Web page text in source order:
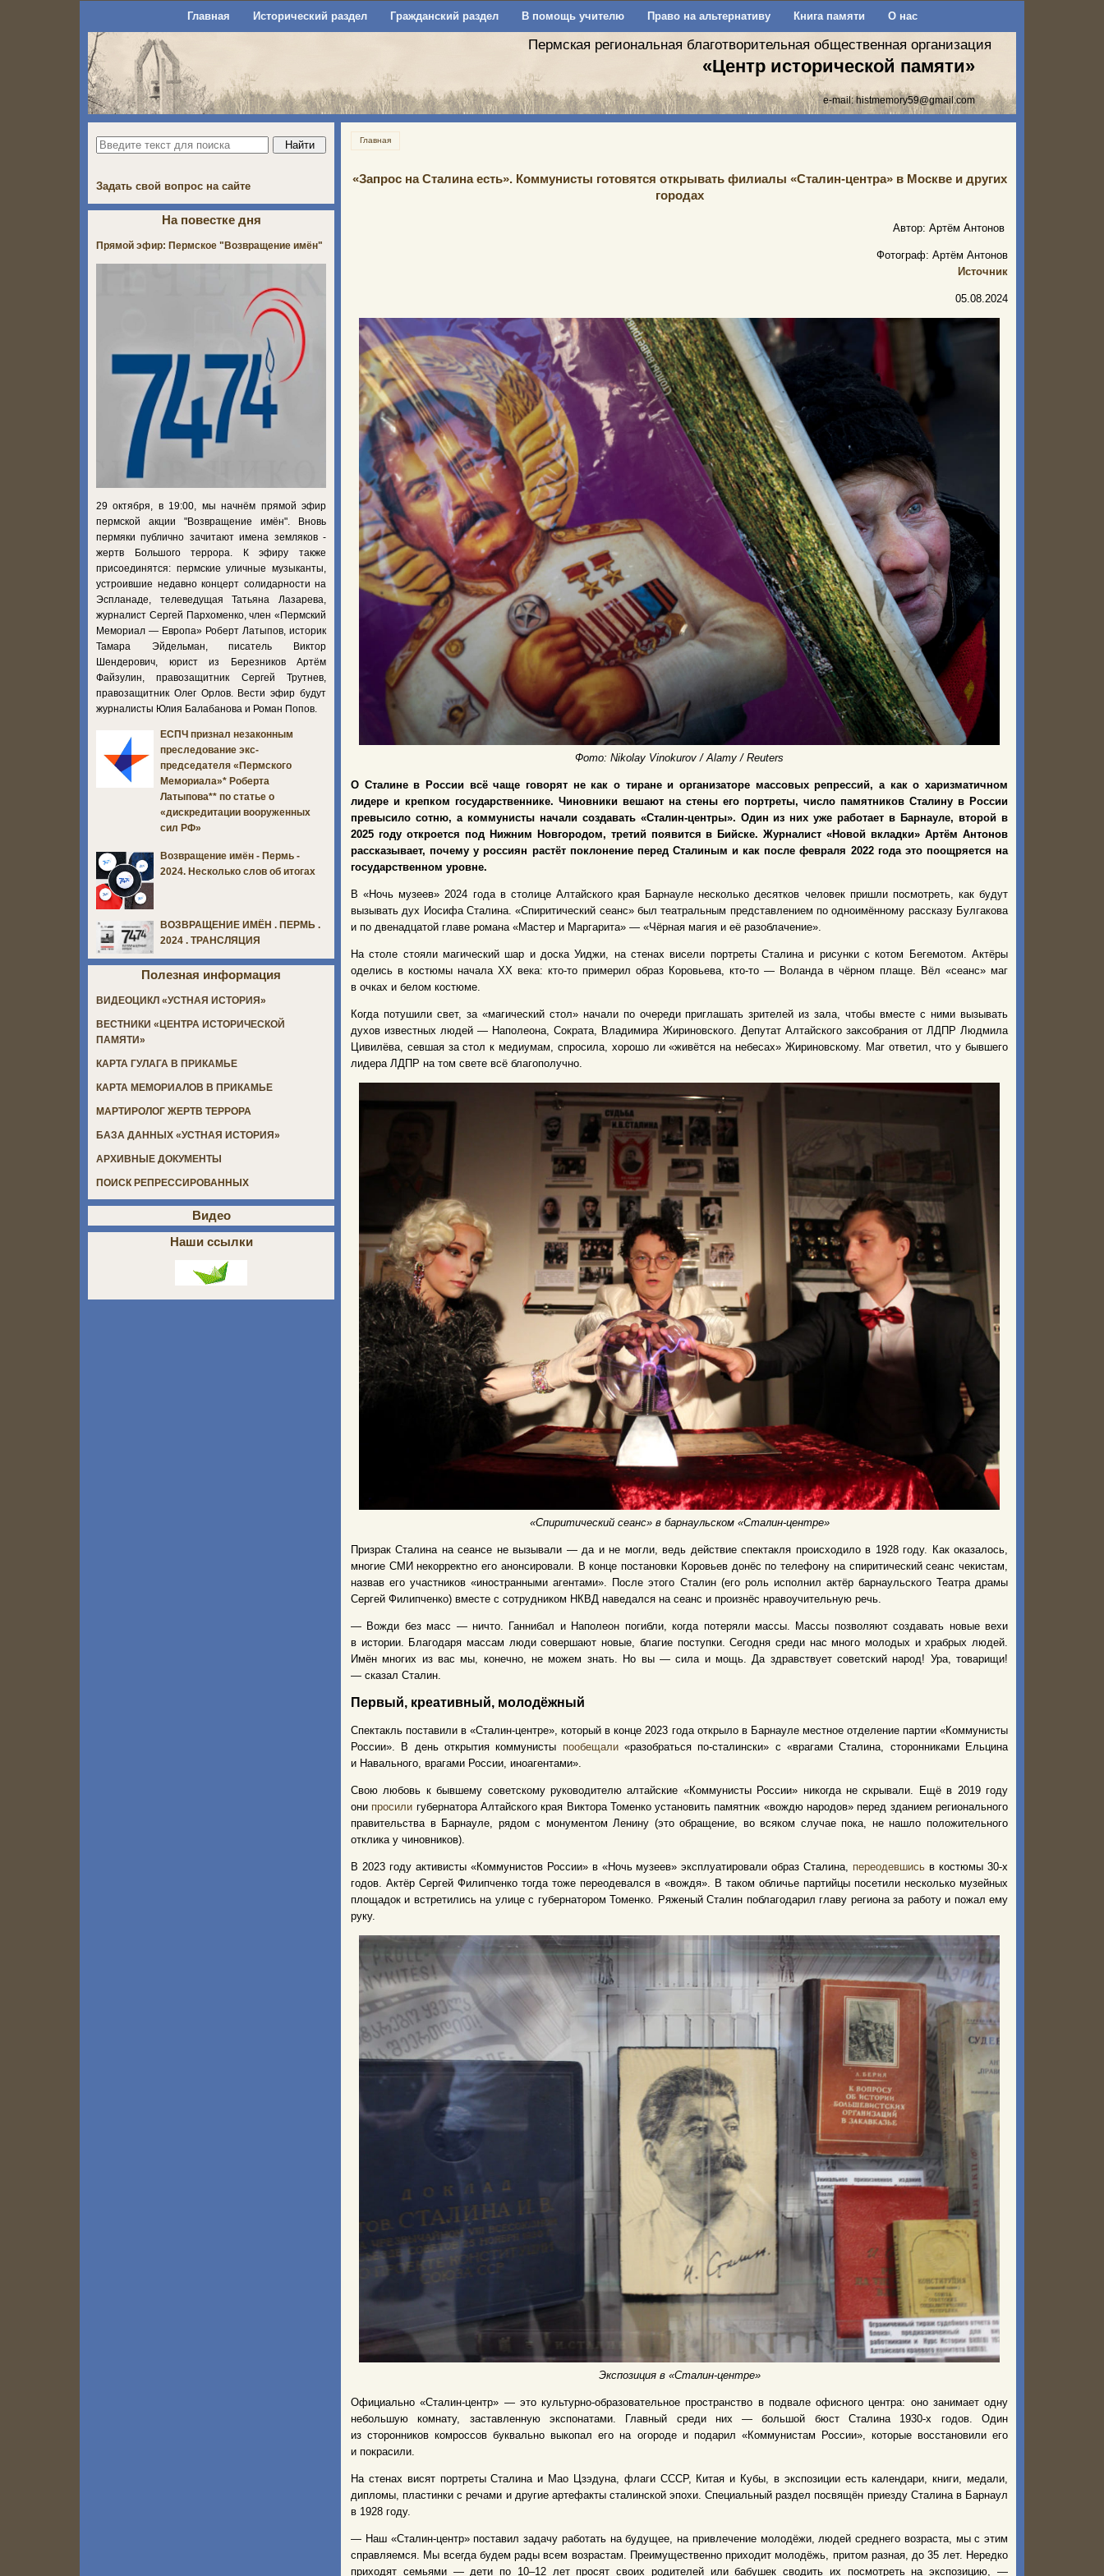
Главная Исторический раздел Гражданский раздел В помощь учителю Право на альтернативу Книга памяти О нас
Пермская региональная благотворительная общественная организация
«Центр исторической памяти»
e-mail:histmemory59@gmail.com
Главная
«Запрос на Сталина есть». Коммунисты готовятся открывать филиалы «Сталин-центра» в Москве и других
городах
Автор: Артём Антонов
Фотограф: Артём Антонов
Источник
05.08.2024
Фото: Nikolay Vinokurov / Alamy / Reuters
О Сталине в России всё чаще говорят не как о тиране и организаторе массовых репрессий, а как о харизматичном
лидере и крепком государственнике. Чиновники вешают на стены его портреты, число памятников Сталину в России
превысило сотню, а коммунисты начали создавать «Сталин-центры». Один из них уже работает в Барнауле, второй в
2025 году откроется под Нижним Новгородом, третий появится в Бийске. Журналист «Новой вкладки» Артём Антонов
рассказывает, почему у россиян растёт поклонение перед Сталиным и как после февраля 2022 года это поощряется на
государственном уровне.
В «Ночь музеев» 2024 года в столице Алтайского края Барнауле несколько десятков человек пришли посмотреть, как будут
вызывать дух Иосифа Сталина. «Спиритический сеанс» был театральным представлением по одноимённому рассказу Булгакова
и по двенадцатой главе романа «Мастер и Маргарита» — «Чёрная магия и её разоблачение».
На столе стояли магический шар и доска Уиджи, на стенах висели портреты Сталина и рисунки с котом Бегемотом. Актёры
оделись в костюмы начала XX века: кто-то примерил образ Коровьева, кто-то — Воланда в чёрном плаще. Вёл «сеанс» маг
в очках и белом костюме.
Когда потушили свет, за «магический стол» начали по очереди приглашать зрителей из зала, чтобы вместе с ними вызывать
духов известных людей — Наполеона, Сократа, Владимира Жириновского. Депутат Алтайского заксобрания от ЛДПР Людмила
Цивилёва, севшая за стол к медиумам, спросила, хорошо ли «живётся на небесах» Жириновскому. Маг ответил, что у бывшего
лидера ЛДПР на том свете всё благополучно.
«Спиритический сеанс» в барнаульском «Сталин-центре»
Призрак Сталина на сеансе не вызывали — да и не могли, ведь действие спектакля происходило в 1928 году. Как оказалось,
многие СМИ некорректно его анонсировали. В конце постановки Коровьев донёс по телефону на спиритический сеанс чекистам,
назвав его участников «иностранными агентами». После этого Сталин (его роль исполнил актёр барнаульского Театра драмы
Сергей Филипченко) вместе с сотрудником НКВД наведался на сеанс и произнёс нравоучительную речь.
— Вожди без масс — ничто. Ганнибал и Наполеон погибли, когда потеряли массы. Массы позволяют создавать новые вехи
в истории. Благодаря массам люди совершают новые, благие поступки. Сегодня среди нас много молодых и храбрых людей.
Имён многих из вас мы, конечно, не можем знать. Но вы — сила и мощь. Да здравствует советский народ! Ура, товарищи!
— сказал Сталин.
Первый, креативный, молодёжный
Спектакль поставили в «Сталин-центре», который в конце 2023 года открыло в Барнауле местное отделение партии «Коммунисты
России». В день открытия коммунисты пообещали«разобраться по-сталински» с «врагами Сталина, сторонниками Ельцина
и Навального, врагами России, иноагентами».
Свою любовь к бывшему советскому руководителю алтайские «Коммунисты России» никогда не скрывали. Ещё в 2019 году
они просили губернатора Алтайского края Виктора Томенко установить памятник «вождю народов» перед зданием регионального
правительства в Барнауле, рядом с монументом Ленину (это обращение, во всяком случае пока, не нашло положительного
отклика у чиновников).
В 2023 году активисты «Коммунистов России» в «Ночь музеев» эксплуатировали образ Сталина, переодевшись в костюмы 30-х
годов. Актёр Сергей Филипченко тогда тоже переодевался в «вождя». В таком обличье партийцы посетили несколько музейных
площадок и встретились на улице с губернатором Томенко. Ряженый Сталин поблагодарил главу региона за работу и пожал ему
руку.
Экспозиция в «Сталин-центре»
Официально «Сталин-центр» — это культурно-образовательное пространство в подвале офисного центра: оно занимает одну
небольшую комнату, заставленную экспонатами. Главный среди них — большой бюст Сталина 1930-х годов. Один
из сторонников комроссов буквально выкопал его на огороде и подарил «Коммунистам России», которые восстановили его
и покрасили.
На стенах висят портреты Сталина и Мао Цзэдуна, флаги СССР, Китая и Кубы, в экспозиции есть календари, книги, медали,
дипломы, пластинки с речами и другие артефакты сталинской эпохи. Специальный раздел посвящён приезду Сталина в Барнаул
в 1928 году.
— Наш «Сталин-центр» поставил задачу работать на будущее, на привлечение молодёжи, людей среднего возраста, мы с этим
справляемся. Мы всегда будем рады всем возрастам. Преимущественно приходит молодёжь, притом разная, до 35 лет. Нередко
приходят семьями — дети по 10–12 лет просят своих родителей или бабушек сводить их посмотреть на экспозицию, —
Задать свой вопрос на сайте
На повестке дня
Прямой эфир: Пермское "Возвращение имён"
29 октября, в 19:00, мы начнём прямой эфир
пермской акции "Возвращение имён". Вновь
пермяки публично зачитают имена земляков -
жертв Большого террора. К эфиру также
присоединятся: пермские уличные музыканты,
устроившие недавно концерт солидарности на
Эспланаде, телеведущая Татьяна Лазарева,
журналист Сергей Пархоменко, член «Пермский
Мемориал — Европа» Роберт Латыпов, историк
Тамара Эйдельман, писатель Виктор
Шендерович, юрист из Березников Артём
Файзулин, правозащитник Сергей Трутнев,
правозащитник Олег Орлов. Вести эфир будут
журналисты Юлия Балабанова и Роман Попов.
ЕСПЧ признал незаконным
преследование экс-
председателя «Пермского
Мемориала»* Роберта
Латыпова** по статье о
«дискредитации вооруженных
сил РФ»
Возвращение имён - Пермь -
2024. Несколько слов об итогах
ВОЗВРАЩЕНИЕ ИМЁН . ПЕРМЬ .
2024 . ТРАНСЛЯЦИЯ
Полезная информация
ВИДЕОЦИКЛ «УСТНАЯ ИСТОРИЯ»
ВЕСТНИКИ «ЦЕНТРА ИСТОРИЧЕСКОЙ
ПАМЯТИ»
КАРТА ГУЛАГА В ПРИКАМЬЕ
КАРТА МЕМОРИАЛОВ В ПРИКАМЬЕ
МАРТИРОЛОГ ЖЕРТВ ТЕРРОРА
БАЗА ДАННЫХ «УСТНАЯ ИСТОРИЯ»
АРХИВНЫЕ ДОКУМЕНТЫ
ПОИСК РЕПРЕССИРОВАННЫХ
Видео
Наши ссылки